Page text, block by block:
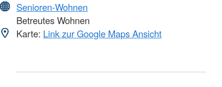
Senioren-Wohnen
Betreutes Wohnen
Karte: Link zur Google Maps Ansicht